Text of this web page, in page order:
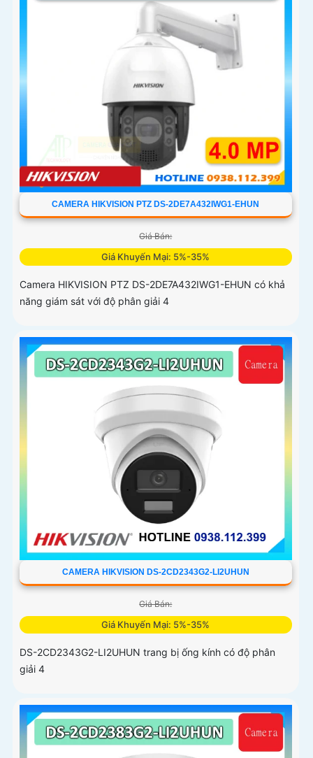
CAMERA HIKVISION PTZ DS-2DE7A432IWG1-EHUN
Giá Bán:
Giá Khuyến Mại: 5%-35%
Camera HIKVISION PTZ DS-2DE7A432IWG1-EHUN có khả
năng giám sát với độ phân giải 4
CAMERA HIKVISION DS-2CD2343G2-LI2UHUN
Giá Bán:
Giá Khuyến Mại: 5%-35%
DS-2CD2343G2-LI2UHUN trang bị ống kính có độ phân
giải 4